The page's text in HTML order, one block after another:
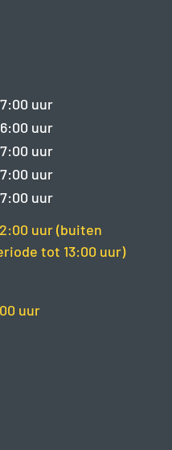
uur
uur
uur
uur
uur
uur (buiten
tot 13:00 uur)
uur